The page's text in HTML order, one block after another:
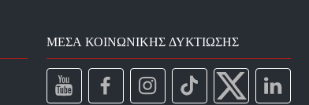
ΜΈΣΑ ΚΟΙΝΩΝΙΚΉΣ ΔΥΚΤΊΩΣΗΣ